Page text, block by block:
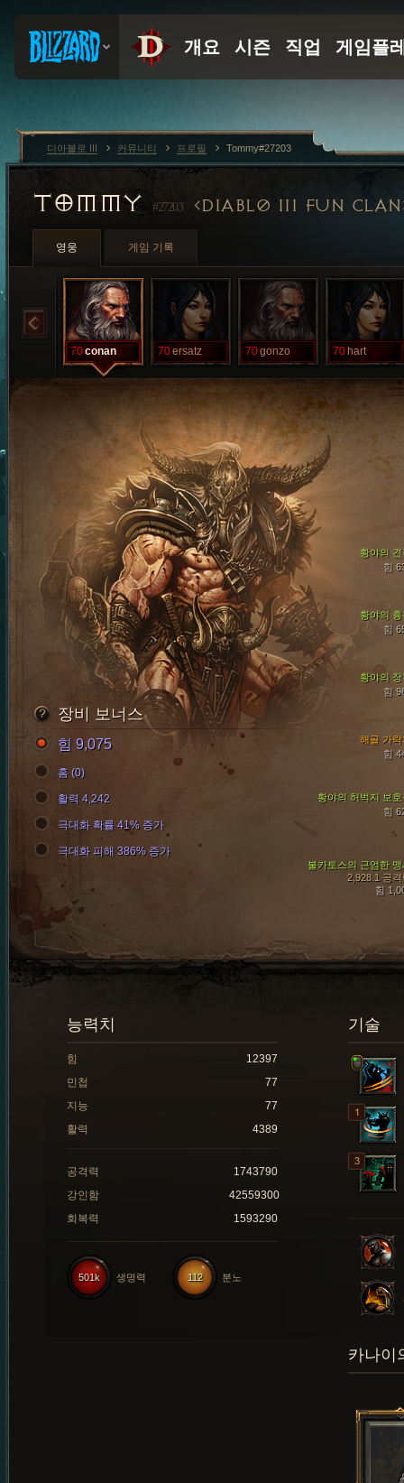
TOMMY#27203 DIABL0 III FUN CLAN
영웅 게임 기록
70conan 70ersatz 70gonzo 70 hart
황야의 흉
힘
황야의 장
힘
황야의 견
힘
황야의 허벅지 보호
힘
불카토스의 근엄한 맹
2,928.1 공격
힘
해골 가락
힘
장비 보너스
힘 9,075
홈 (0)
활력 4,242
극대화 확률 41% 증가
극대화 피해 386% 증가
기술
능력치
힘
12397
민첩
77
지능
77
활력
4389
공격력
1743790
강인함
42559300
회복력
1593290
112 분노
501k 생명력
카나이
디아블로 III 커뮤니티 프로필 Tommy#27203